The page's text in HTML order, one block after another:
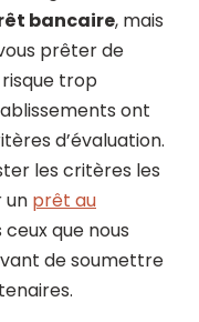
bancaire, mais
prêter de
trop
ont
d’évaluation.
les critères les
un prêt au
ceux que nous
de soumettre